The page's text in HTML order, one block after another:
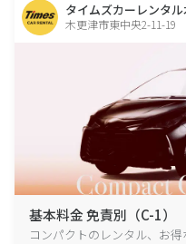
タイムズカーレンタ
木更津市東中央2-11-19
基本料金 免責別（C-1）
コンパクトのレンタル、お